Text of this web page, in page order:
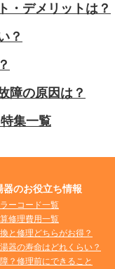
・デメリットは？
？
障の原因は？
集一覧
器のお役立ち情報
ーコード一覧
修理費用一覧
と修理どちらがお得？
器の寿命はどれくらい？
？修理前にできること